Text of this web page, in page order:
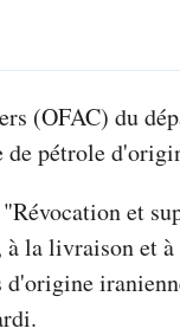
(OFAC) du
pétrole
et
la livraison et